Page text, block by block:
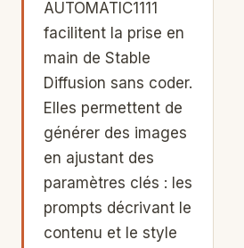
AUTOMATIC1111
facilitent la prise en
main de Stable
Diffusion sans coder.
Elles permettent de
générer des images
en ajustant des
paramètres clés : les
prompts décrivant le
contenu et le style